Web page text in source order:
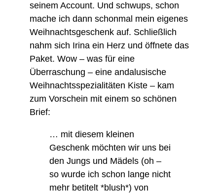
seinem Account. Und schwups, schon
mache ich dann schonmal mein eigenes
Weihnachtsgeschenk auf. Schließlich
nahm sich Irina ein Herz und öffnete das
Paket. Wow – was für eine
Überraschung – eine andalusische
Weihnachtsspezialitäten Kiste – kam
zum Vorschein mit einem so schönen
Brief:
… mit diesem kleinen
Geschenk möchten wir uns bei
den Jungs und Mädels (oh –
so wurde ich schon lange nicht
mehr betitelt *blush*) von